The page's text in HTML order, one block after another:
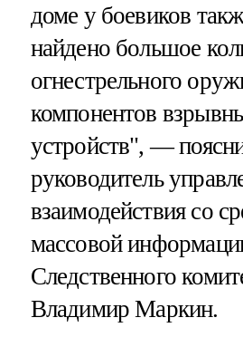
доме у боевиков
найдено большое
огнестрельного
компонентов
устройств", —
руководитель
взаимодействия со
массовой
Следственного
Владимир Маркин.